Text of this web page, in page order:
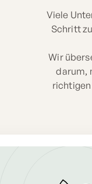
Viele
Schritt
Wir
darum,